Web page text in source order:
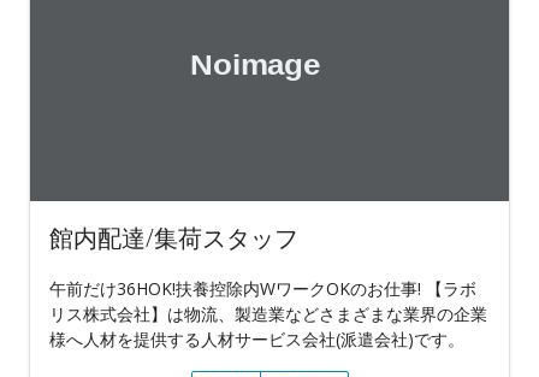
館内配達/集荷スタッフ
午前だけ36HOK!扶養控除内WワークOKのお仕事! 【ラボ
リス株式会社】は物流、製造業などさまざまな業界の企業
様へ人材を提供する人材サービス会社(派遣会社)です。